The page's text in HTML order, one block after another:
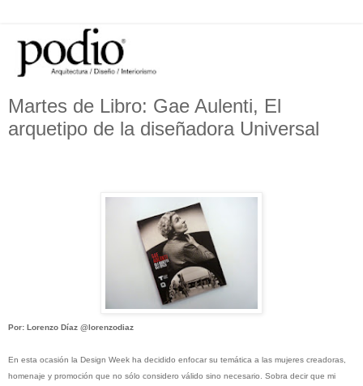
Martes de Libro: Gae Aulenti, El
arquetipo de la diseñadora Universal
Por: Lorenzo Díaz @lorenzodiaz
En esta ocasión la Design Week ha decidido enfocar su temática a las mujeres creadoras,
homenaje y promoción que no sólo considero válido sino necesario. Sobra decir que mi